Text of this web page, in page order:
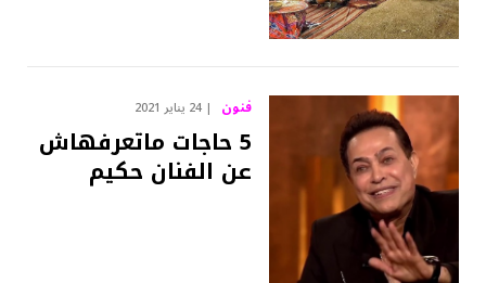
فنون 24 يناير 2021
5 حاجات ماتعرفهاش
عن الفنان حكيم